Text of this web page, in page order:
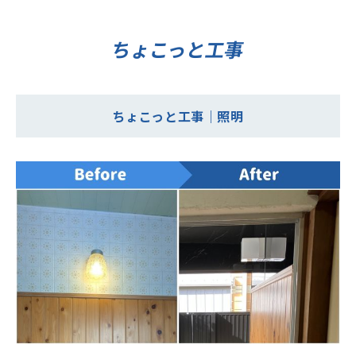
ちょこっと工事
ちょこっと工事｜照明